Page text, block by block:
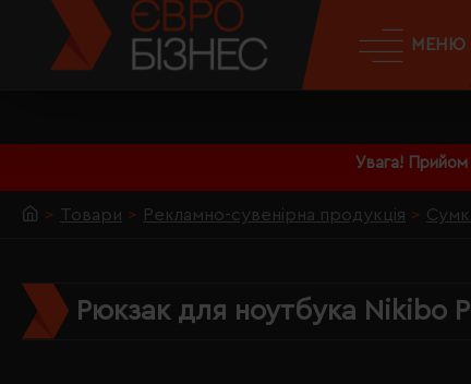
Увага! Прийом
МЕНЮ
Товари Рекламно-сувенірна продукція
Рюкзак для ноутбука Nikibo